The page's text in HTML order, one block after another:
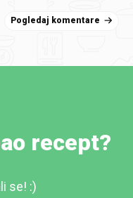
Pogledaj komentare
recept?
se! :)